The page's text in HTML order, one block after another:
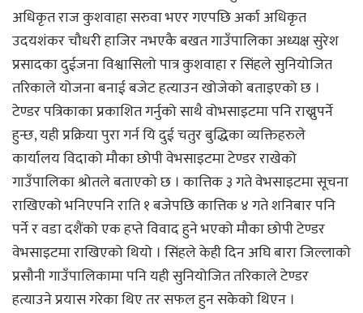
अधिकृत राज कुशवाहा सरुवा भएर गएपछि अर्का अधिकृत
उदयशंकर चौधरी हाजिर नभएकै बखत गाउँपालिका अध्यक्ष सुरेश
प्रसादका दुईजना विश्वासिलो पात्र कुशवाहा र सिंहले सुनियोजित
तरिकाले योजना बनाई बजेट हत्याउन खोजेको बताइएको छ ।
टेण्डर पत्रिकाका प्रकाशित गर्नुको साथै वोभसाइटमा पनि राख्नुपर्ने
हुन्छ, यही प्रक्रिया पुरा गर्न यि दुई चतुर बुद्धिका व्यक्तिहरुले
कार्यालय विदाको मौका छोपी वेभसाइटमा टेण्डर राखेको
गाउँपालिका श्रोतले बताएको छ । कात्तिक ३ गते वेभसाइटमा सूचना
राखिएको भनिएपनि राति १ बजेपछि कात्तिक ४ गते शनिबार पनि
पर्ने र वडा दशैंको एक हप्ते विवाद हुने भएको मौका छोपी टेण्डर
वेभसाइटमा राखिएको थियो । सिंहले केही दिन अघि बारा जिल्लाको
प्रसौनी गाउँपालिकामा पनि यही सुनियोजित तरिकाले टेण्डर
हत्याउने प्रयास गरेका थिए तर सफल हुन सकेको थिएन ।